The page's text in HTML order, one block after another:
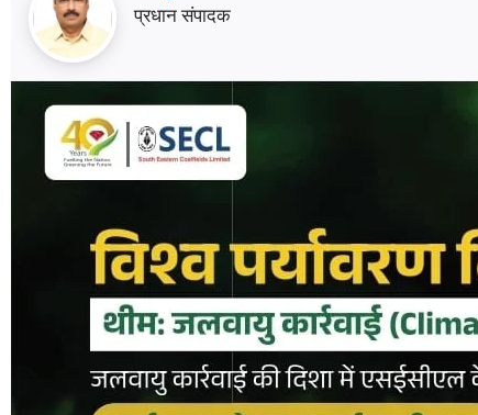
प्रधान संपादक